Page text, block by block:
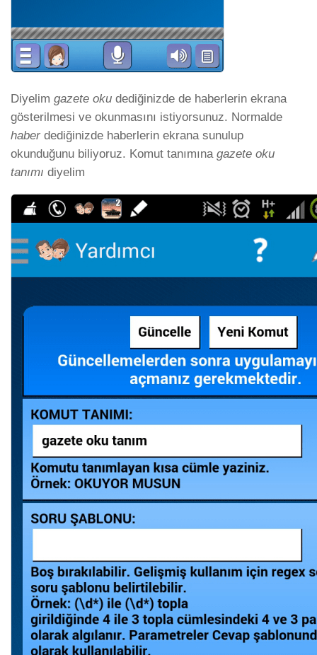
Diyelim gazete oku dediğinizde de haberlerin ekrana
gösterilmesi ve okunmasını istiyorsunuz. Normalde
haber dediğinizde haberlerin ekrana sunulup
okunduğunu biliyoruz. Komut tanımına gazete oku
tanımı diyelim